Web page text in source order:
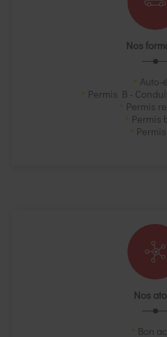
Nos
Auto-
Permis B -
Permis
Permis
Nos
Bon